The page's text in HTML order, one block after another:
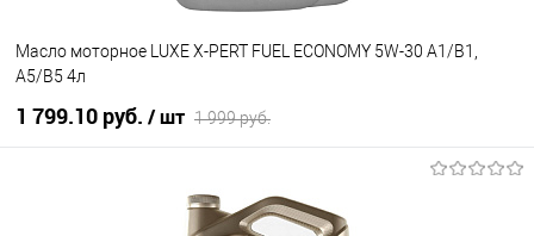
Масло моторное LUXE X-PERT FUEL ECONOMY 5W-30 A1/B1,
A5/B5 4л
1 799.10 руб. / шт 1 999 руб.